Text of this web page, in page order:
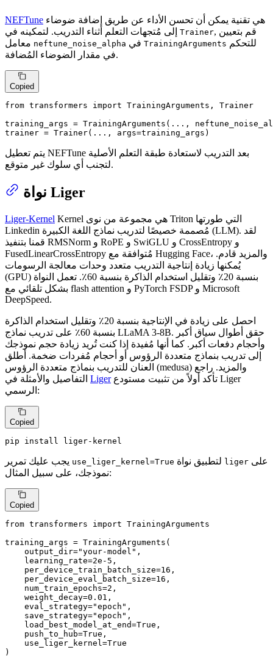
NEFTune
Trainer, قم بتعيين
neftune_noise_alpha TrainingArguments
في مقدار الضوضاء المُضافة.
Copied
from transformers import TrainingArguments, Trainer
training_args = TrainingArguments(...,
trainer = Trainer(..., args=training_args)
يتم تعطيل NEFTune بعد التدريب لاستعادة طبقة التعلم الأصلية
لتجنب أي سلوك غير متوقع.
نواة Liger
Liger-Kernel Kernel هي مجموعة من نوى Triton التي طورتها
Linkedin مُصممة خصيصًا لتدريب نماذج اللغة الكبيرة (LLM). لقد
قمنا بتنفيذ RMSNorm و RoPE و SwiGLU و CrossEntropy و
FusedLinearCrossEntropy مُتوافقة مع Hugging Face، والمزيد قادم.
يُمكنها زيادة إنتاجية التدريب متعدد وحدات معالجة الرسومات
(GPU) بنسبة 20٪ وتقليل استخدام الذاكرة بنسبة 60٪. تعمل النواة
بشكل تلقائي مع flash attention و PyTorch FSDP و Microsoft
DeepSpeed.
احصل على زيادة في الإنتاجية بنسبة 20٪ وتقليل استخدام الذاكرة
بنسبة 60٪ على تدريب نماذج LLaMA 3-8B. حقق أطوال سياق أكبر
وأحجام دفعات أكبر. كما أنها مُفيدة إذا كنت تُريد زيادة حجم نموذجك
إلى تدريب بنماذج متعددة الرؤوس أو أحجام مُفردات ضخمة. أطلق
العنان للتدريب بنماذج متعددة الرؤوس (medusa) والمزيد. راجع
Ligerتأكد أولاً من تثبيت مستودع Liger
الرسمي:
Copied
pip install liger-kernel
use_liger_kernel=True liger
نموذجك، على سبيل المثال:
Copied
from transformers import TrainingArguments
training_args = TrainingArguments(
    output_dir=
"your-model" ,
    learning_rate=
2e-5 ,
    per_device_train_batch_size=
16 ,
    per_device_eval_batch_size=
16 ,
    num_train_epochs=
2 ,
    weight_decay=
0.01 ,
    eval_strategy=
"epoch" ,
    save_strategy=
"epoch" ,
    load_best_model_at_end=
True ,
    push_to_hub=
True ,
    use_liger_kernel=
True
)